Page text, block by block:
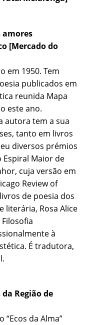
amores
[Mercado do
em 1950. Tem
publicados em
reunida Mapa
este ano.
autora tem a sua
tanto em livros
diversos prémios
Maior de
cuja versão em
Review of
de poesia dos
literária, Rosa Alice
à
É tradutora,
Região de
da Alma”